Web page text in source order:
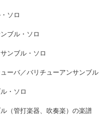
ソロ
ブル・ソロ
ンブル・ソロ
ーバ／バリチューアンサンブル
・ソロ
（管打楽器、吹奏楽）の楽譜